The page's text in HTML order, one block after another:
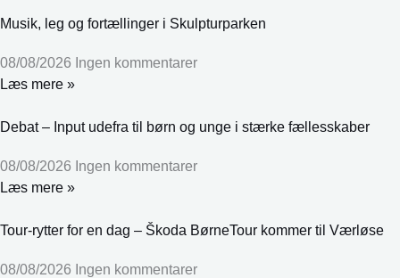
Musik, leg og fortællinger i Skulpturparken
08/08/2026 Ingen kommentarer
Læs mere »
Debat – Input udefra til børn og unge i stærke fællesskaber
08/08/2026 Ingen kommentarer
Læs mere »
Tour-rytter for en dag – Škoda BørneTour kommer til Værløse
08/08/2026 Ingen kommentarer